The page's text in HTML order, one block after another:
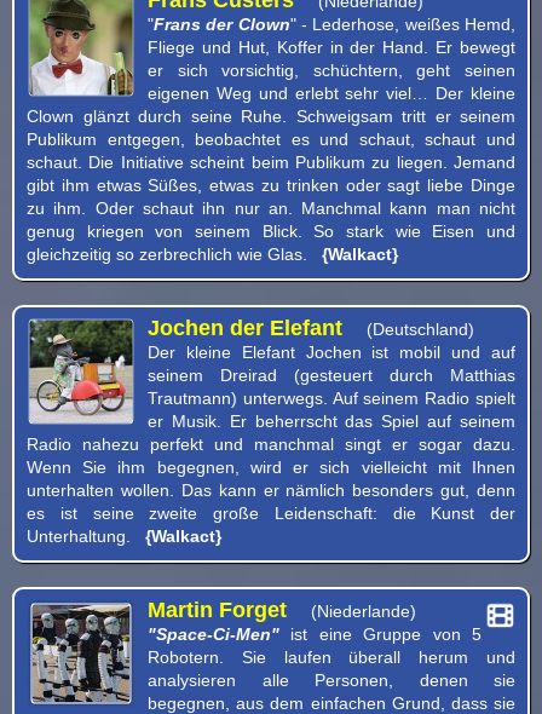
"Frans der Clown" - Lederhose, weißes Hemd,
Fliege und Hut, Koffer in der Hand. Er bewegt
er sich vorsichtig, schüchtern, geht seinen
eigenen Weg und erlebt sehr viel… Der kleine
Clown glänzt durch seine Ruhe. Schweigsam tritt er seinem
Publikum entgegen, beobachtet es und schaut, schaut und
schaut. Die Initiative scheint beim Publikum zu liegen. Jemand
gibt ihm etwas Süßes, etwas zu trinken oder sagt liebe Dinge
zu ihm. Oder schaut ihn nur an. Manchmal kann man nicht
genug kriegen von seinem Blick. So stark wie Eisen und
gleichzeitig so zerbrechlich wie Glas. {Walkact}
Jochen der Elefant
(Deutschland)
Der kleine Elefant Jochen ist mobil und auf
seinem Dreirad (gesteuert durch Matthias
Trautmann) unterwegs. Auf seinem Radio spielt
er Musik. Er beherrscht das Spiel auf seinem
Radio nahezu perfekt und manchmal singt er sogar dazu.
Wenn Sie ihm begegnen, wird er sich vielleicht mit Ihnen
unterhalten wollen. Das kann er nämlich besonders gut, denn
es ist seine zweite große Leidenschaft: die Kunst der
Unterhaltung. {Walkact}
Martin Forget
(Niederlande)
"Space-Ci-Men" ist eine Gruppe von 5
Robotern. Sie laufen überall herum und
analysieren alle Personen, denen sie
begegnen, aus dem einfachen Grund, dass sie